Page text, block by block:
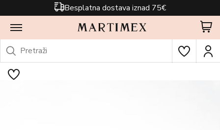
Besplatna dostava iznad 75€